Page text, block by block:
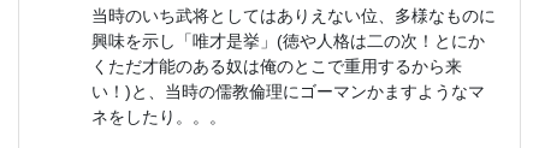
当時のいち武将としてはありえない位、多様なものに
興味を示し「唯才是挙」(徳や人格は二の次！とにか
くただ才能のある奴は俺のとこで重用するから来
い！)と、当時の儒教倫理にゴーマンかますようなマ
ネをしたり。。。